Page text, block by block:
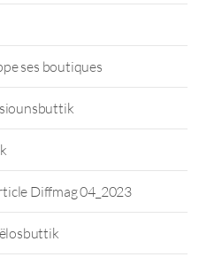
ses boutiques
Diffmag 04_2023